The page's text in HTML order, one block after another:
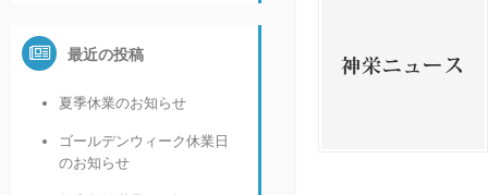
最近の投稿
夏季休業のお知らせ
ゴールデンウィーク休業日
のお知らせ